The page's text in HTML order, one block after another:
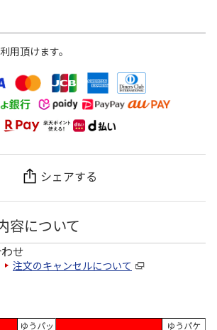
用頂けます。
シェアする
容について
せ
注文のキャンセルについて
ゆうパッ
ゆうパケ